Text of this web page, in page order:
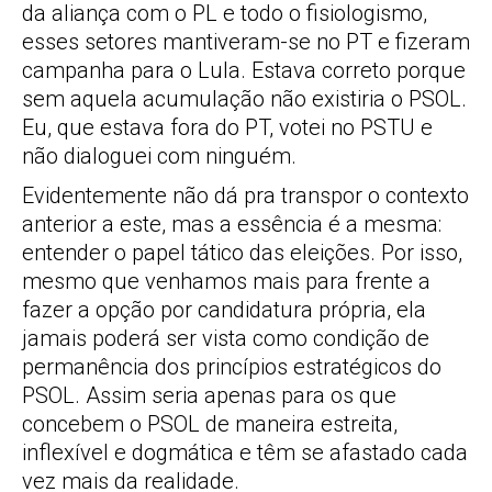
da aliança com o PL e todo o fisiologismo,
esses setores mantiveram-se no PT e fizeram
campanha para o Lula. Estava correto porque
sem aquela acumulação não existiria o PSOL.
Eu, que estava fora do PT, votei no PSTU e
não dialoguei com ninguém.
Evidentemente não dá pra transpor o contexto
anterior a este, mas a essência é a mesma:
entender o papel tático das eleições. Por isso,
mesmo que venhamos mais para frente a
fazer a opção por candidatura própria, ela
jamais poderá ser vista como condição de
permanência dos princípios estratégicos do
PSOL. Assim seria apenas para os que
concebem o PSOL de maneira estreita,
inflexível e dogmática e têm se afastado cada
vez mais da realidade.